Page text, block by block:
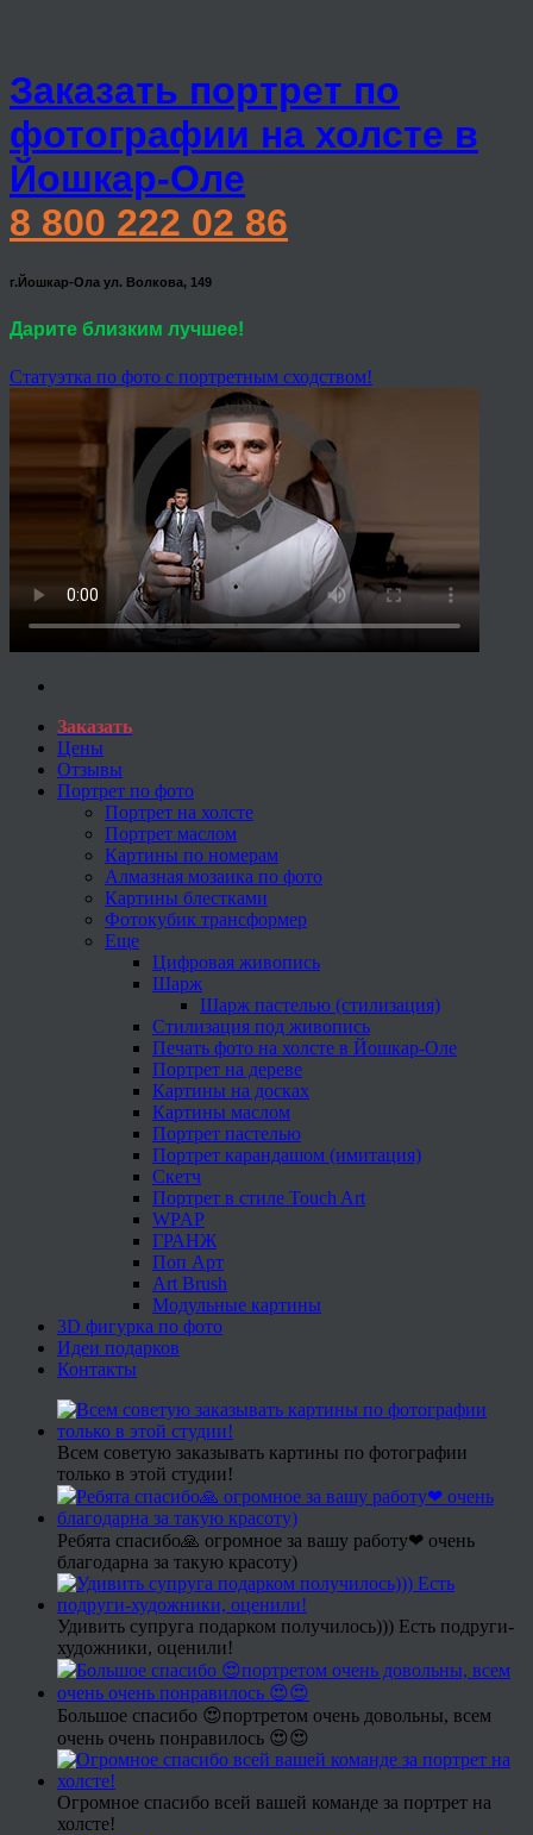
Заказать портрет по
фотографии на холсте в
Йошкар-Оле
8 800 222 02 86
г.Йошкар-Ола ул. Волкова, 149
Дарите близким лучшее!
Статуэтка по фото с портретным сходством!
Заказать
Цены
Отзывы
Портрет по фото
Портрет на холсте
Портрет маслом
Картины по номерам
Алмазная мозаика по фото
Картины блестками
Фотокубик трансформер
Еще
Цифровая живопись
Шарж
Шарж пастелью (стилизация)
Стилизация под живопись
Печать фото на холсте в Йошкар-Оле
Портрет на дереве
Картины на досках
Картины маслом
Портрет пастелью
Портрет карандашом (имитация)
Скетч
Портрет в стиле Touch Art
WPAP
ГРАНЖ
Поп Арт
Art Brush
Модульные картины
3D фигурка по фото
Идеи подарков
Контакты
Всем советую заказывать картины по фотографии
только в этой студии!
Ребята спасибо🙏 огромное за вашу работу❤ очень
благодарна за такую красоту)
Удивить супруга подарком получилось))) Есть подруги-
художники, оценили!
Большое спасибо 😍портретом очень довольны, всем
очень очень понравилось 😍😍
Огромное спасибо всей вашей команде за портрет на
холсте!